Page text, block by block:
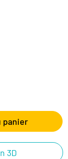
panier
3D